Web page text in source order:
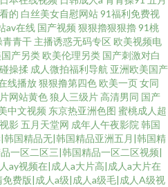
的 白丝美女自慰网站91福利免费视
av在线 国产视频 狠狠擼狠狠擼91桃
青青干 主播诱惑无码专区 欧美视频电
产另类 欧美伦理另类 国产刺激对白
操揉 成人微拍福利导航 亚洲欧美国产
线播放狠狠撸第四色 欧美一页女同
网站黄色狼人三级片 高清男同 国产
中文视频 东京热亚洲色图 蜜桃成人超
影 五月天堂网 成年人午夜影院 韩国
国精品无|韩国精品亚洲五月|韩国精
一区二区三|韩国精品一区二区视频|
ay视频在|成人a大片高|成人a大片在
费版|成人a级|成人a级毛|成人A级视